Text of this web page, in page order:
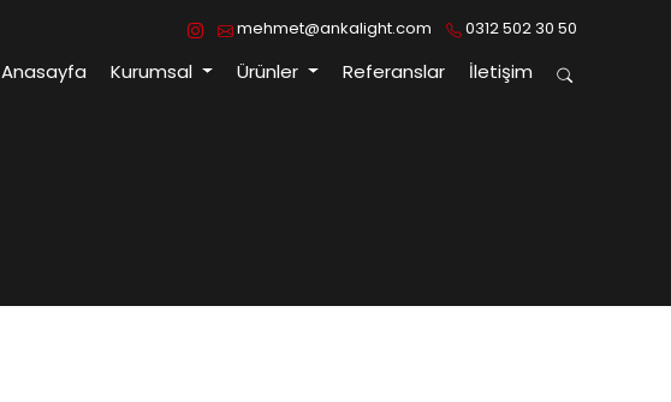
mehmet@ankalight.com 0312 502 30 50
Anasayfa Kurumsal Ürünler Referanslar İletişim